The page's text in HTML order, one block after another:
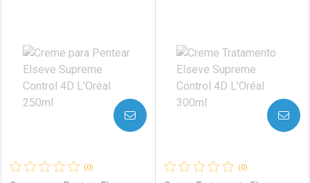
Laboratório
Por Menos Laboratório
Por Menos
(0)
AVISE-ME
(0)
AVISE-ME